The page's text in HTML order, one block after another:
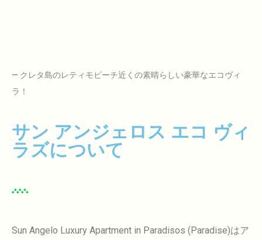
— クレタ島のレティモビーチ近くの素晴らしい豪華なエコヴィ
ラ！
サン アンジェロス エコ ヴィ
ラズについて
Sun Angelo Luxury Apartment in Paradisos (Paradise)はア